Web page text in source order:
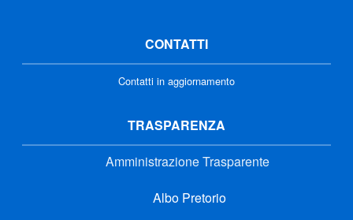
CONTATTI
Contatti in aggiornamento
TRASPARENZA
Amministrazione Trasparente
Albo Pretorio